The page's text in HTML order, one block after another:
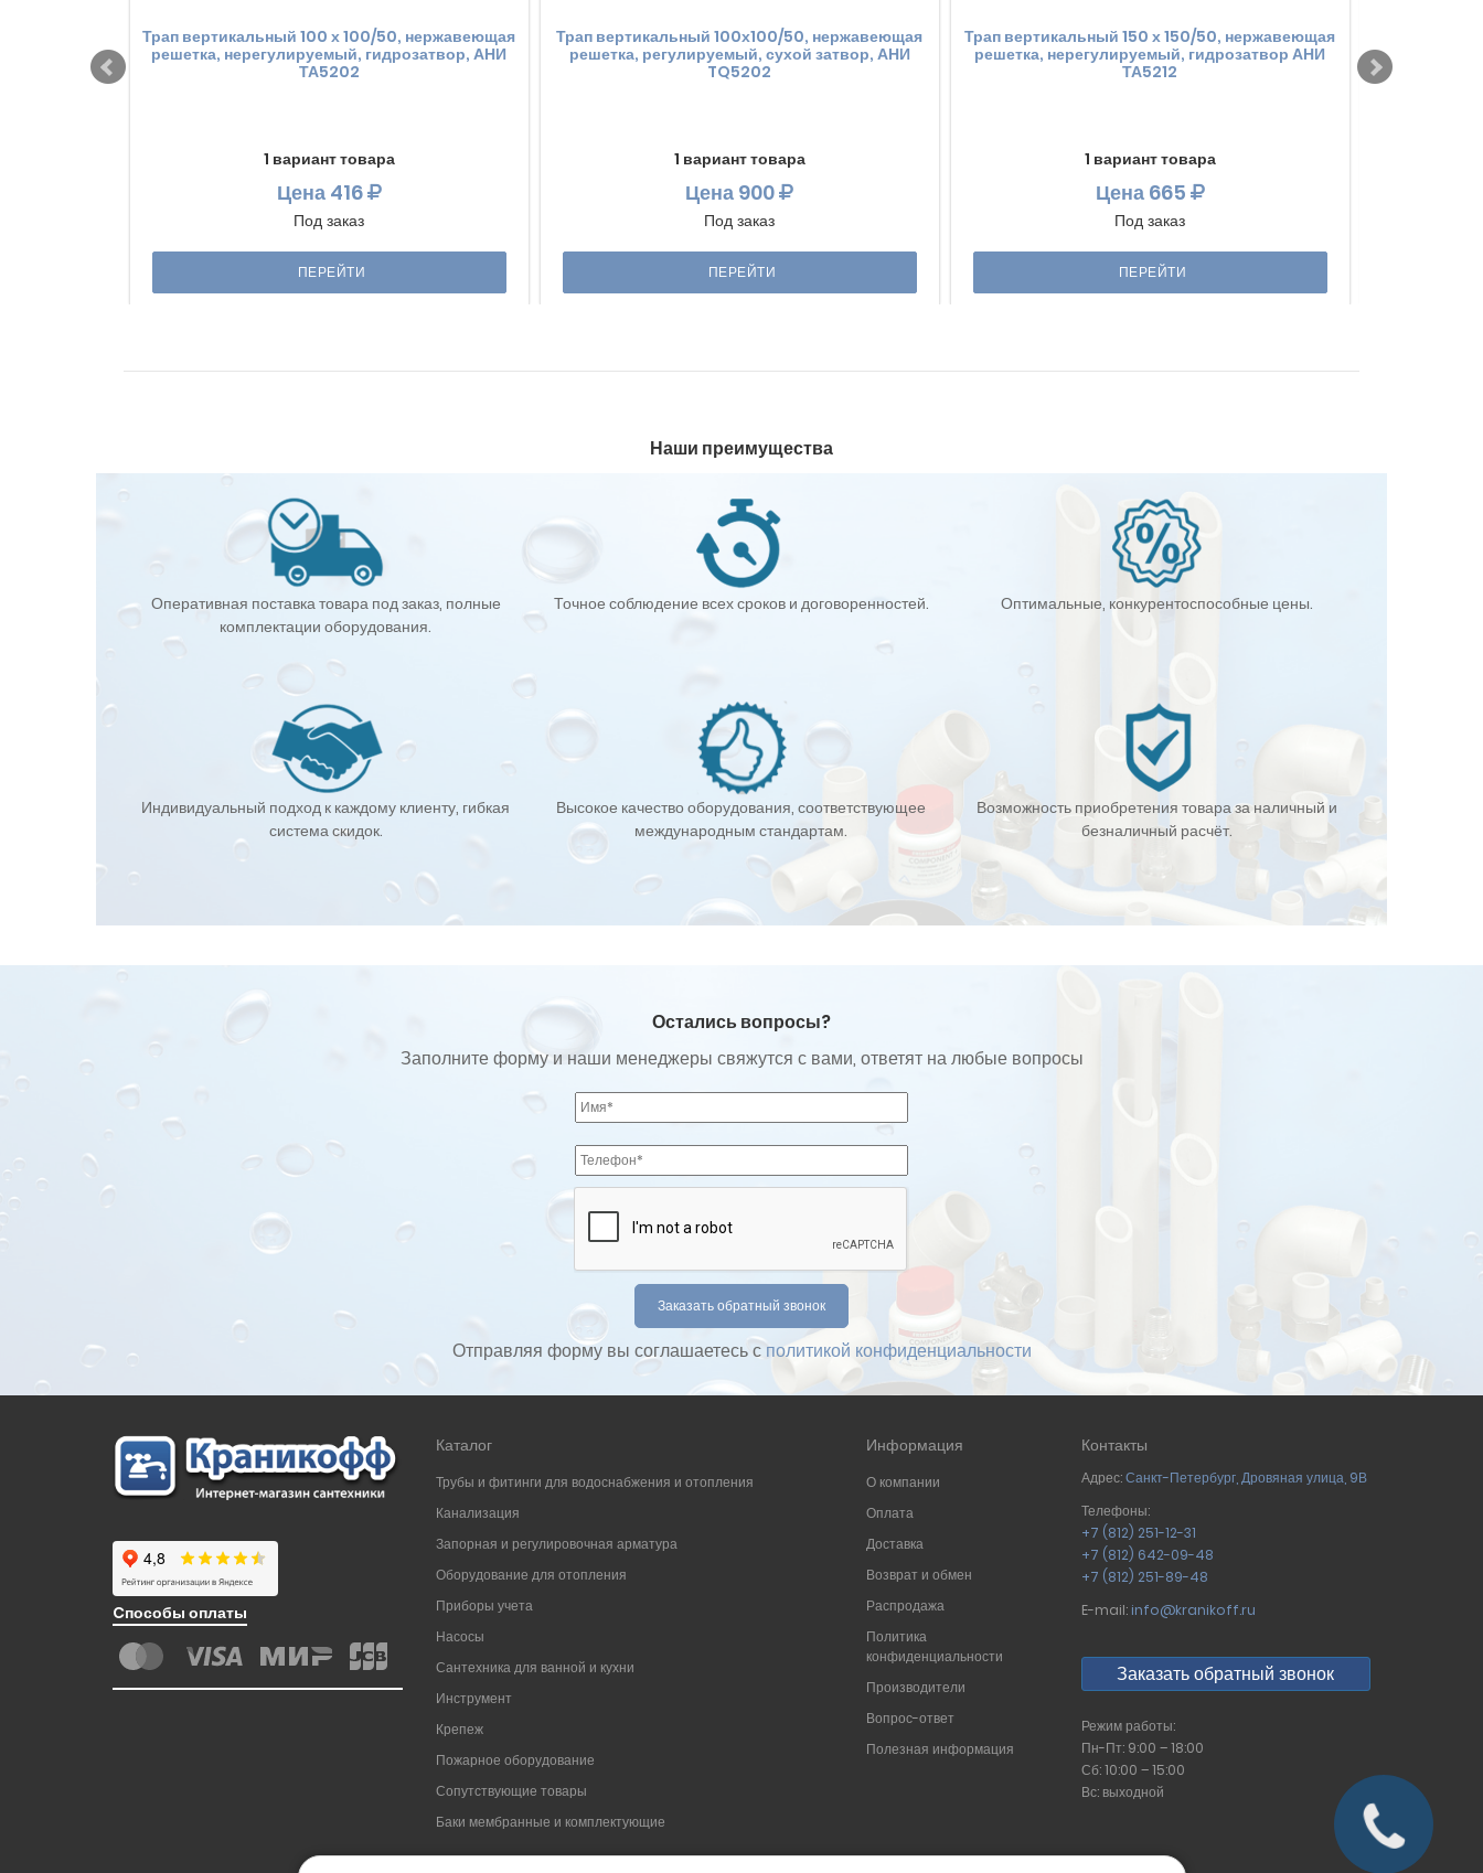
Трап вертикальный 100 х 100/50, нержавеющая
решетка, нерегулируемый, гидрозатвор, АНИ
ТА5202
1 вариант товара
Цена416
Под заказ
ПЕРЕЙТИ
Трап вертикальный 100х100/50, нержавеющая
решетка, регулируемый, сухой затвор, АНИ
TQ5202
1 вариант товара
Цена 900
Под заказ
ПЕРЕЙТИ
Трап вертикальный 150 х 150/50, нержавеющая
решетка, нерегулируемый, гидрозатвор АНИ
ТА5212
1 вариант товара
Цена665
Под заказ
ПЕРЕЙТИ
Наши преимущества
Оперативная поставка товара под заказ, полные
комплектации оборудования.
Точное соблюдение всех сроков и договоренностей. Оптимальные, конкурентоспособные цены.
Индивидуальный подход к каждому клиенту, гибкая
система скидок.
Высокое качество оборудования, соответствующее
международным стандартам.
Возможность приобретения товара за наличный и
безналичный расчёт.
Остались вопросы?
Заполните форму и наши менеджеры свяжутся с вами, ответят на любые вопросы
Отправляя форму вы соглашаетесь с политикой конфиденциальности
Cпособы оплаты
Каталог
Трубы и фитинги для водоснабжения и отопления
Канализация
Запорная и регулировочная арматура
Оборудование для отопления
Приборы учета
Насосы
Сантехника для ванной и кухни
Инструмент
Крепеж
Пожарное оборудование
Сопутствующие товары
Баки мембранные и комплектующие
Информация
О компании
Оплата
Доставка
Возврат и обмен
Распродажа
Политика
конфиденциальности
Производители
Вопрос-ответ
Полезная информация
Контакты
Адрес:Санкт-Петербург, Дровяная улица, 9В
Телефоны:
+7 (812) 251-12-31
+7 (812) 642-09-48
+7 (812) 251-89-48
E-mail: info@kranikoff.ru
Заказать обратный звонок
Режим работы:
Пн-Пт: 9:00 – 18:00
Сб: 10:00 – 15:00
Вс: выходной